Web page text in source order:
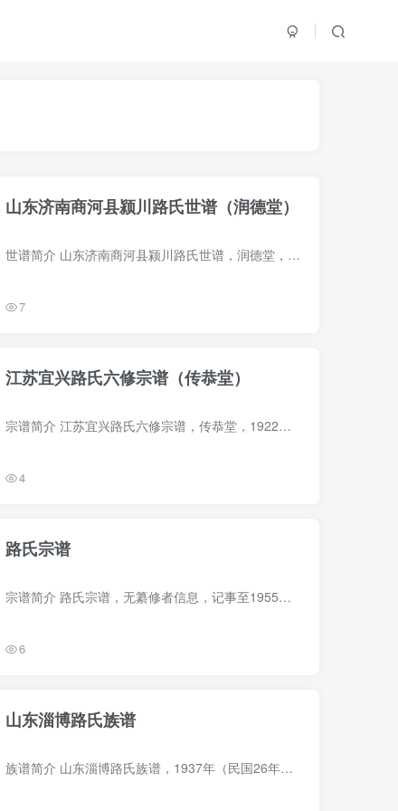
山东济南商河县颍川路氏世谱（润德堂）
世谱简介 山东济南商河县颍川路氏世谱，润德堂，1931年（民国20年）路庆楷、路程珩等纂修，8册。始祖路通（行三），明洪武二年由山西洪洞迁河北枣强，复迁山东临淄[氵时]水之右高赵庄（后改路家...
7
江苏宜兴路氏六修宗谱（传恭堂）
宗谱简介 江苏宜兴路氏六修宗谱，传恭堂，1922年（民国11年）路璜、路恩耀等纂修，16册。始迁祖路亮，号寅庵，生卒无考，自汶上始迁宜兴。 宗谱部分预览 电子版PDF网盘下载
4
路氏宗谱
宗谱简介 路氏宗谱，无纂修者信息，记事至1955年。约60页。始迁祖路廷碧，清季由半波移居孙家庙。 字辈（9世起）：凤龙绪继昌 鹤鹏振远翔 和顺植基久 宽厚世泽康 注：本谱仅有村名，不确定谱籍...
6
山东淄博路氏族谱
族谱简介 山东淄博路氏族谱，1937年（民国26年）路振玉编修，16册。始迁祖路通，明洪武二年由山西洪洞移居枣强，再迁山东临淄（今淄博市）右高赵庄（后改名路家庄）。 族谱部分预览 电子版PDF下...